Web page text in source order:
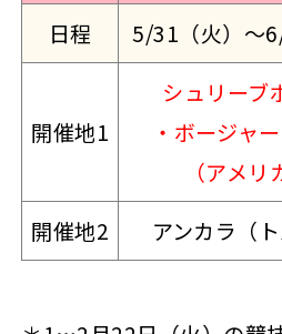
日程
5/31（火）～6/
開催地1
シュリーブ
・ボージャ
（アメリ
開催地2 アンカラ（ト